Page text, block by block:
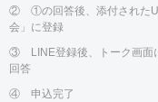
② ①の回答後、添付された
会」に登録
③
LINE登録後、トーク画面
回答
④ 申込完了